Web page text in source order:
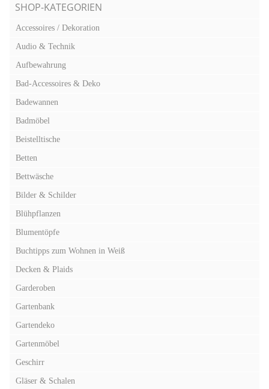
SHOP-KATEGORIEN
Accessoires / Dekoration
Audio & Technik
Aufbewahrung
Bad-Accessoires & Deko
Badewannen
Badmöbel
Beistelltische
Betten
Bettwäsche
Bilder & Schilder
Blühpflanzen
Blumentöpfe
Buchtipps zum Wohnen in Weiß
Decken & Plaids
Garderoben
Gartenbank
Gartendeko
Gartenmöbel
Geschirr
Gläser & Schalen